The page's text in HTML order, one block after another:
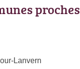
proches
Lanvern